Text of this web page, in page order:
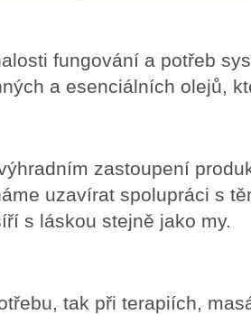
fungování a potřeb
a esenciálních olejů,
zastoupení
uzavírat spolupráci s
s láskou stejně jako my.
tak při terapiích,